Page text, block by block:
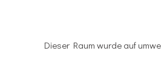
Dieser Raum wurde auf